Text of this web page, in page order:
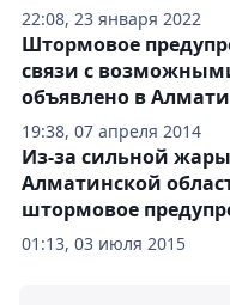
22:08, 23 января 2022
19:38, 07 апреля 2014
Штормовое
связи с
объявлено в
01:13, 03 июля 2015
Из-за сильной
Алматинской
штормовое